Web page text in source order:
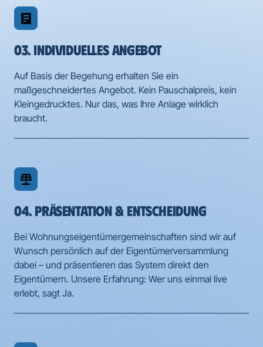
03. INDIVIDUELLES ANGEBOT
Auf Basis der Begehung erhalten Sie ein
maßgeschneidertes Angebot. Kein Pauschalpreis, kein
Kleingedrucktes. Nur das, was Ihre Anlage wirklich
braucht.
04. PRÄSENTATION & ENTSCHEIDUNG
Bei Wohnungseigentümergemeinschaften sind wir auf
Wunsch persönlich auf der Eigentümerversammlung
dabei – und präsentieren das System direkt den
Eigentümern. Unsere Erfahrung: Wer uns einmal live
erlebt, sagt Ja.